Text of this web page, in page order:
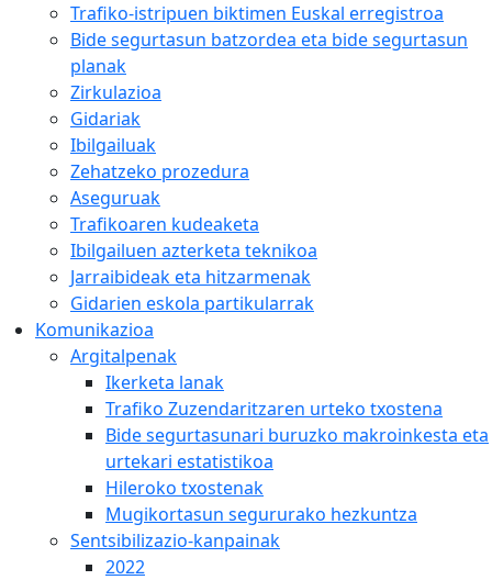
Trafiko-istripuen biktimen Euskal erregistroa
Bide segurtasun batzordea eta bide segurtasun
planak
Zirkulazioa
Gidariak
Ibilgailuak
Zehatzeko prozedura
Aseguruak
Trafikoaren kudeaketa
Ibilgailuen azterketa teknikoa
Jarraibideak eta hitzarmenak
Gidarien eskola partikularrak
Komunikazioa
Argitalpenak
Ikerketa lanak
Trafiko Zuzendaritzaren urteko txostena
Bide segurtasunari buruzko makroinkesta eta
urtekari estatistikoa
Hileroko txostenak
Mugikortasun segururako hezkuntza
Sentsibilizazio-kanpainak
2022